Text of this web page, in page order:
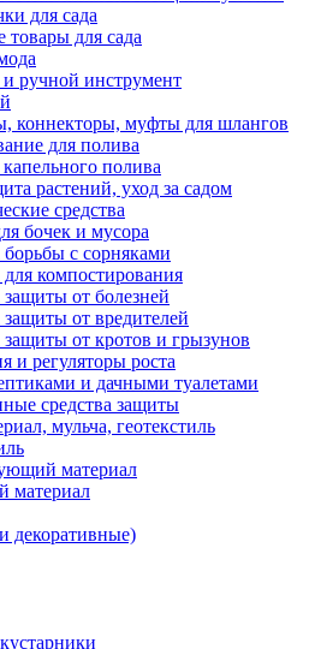
для сада
товары для сада
ручной инструмент
коннекторы, муфты для шлангов
для полива
полива
растений, уход за садом
средства
бочек и мусора
борьбы с сорняками
для компостирования
защиты от болезней
защиты от вредителей
защиты от кротов и грызунов
и регуляторы роста
и дачными туалетами
средства защиты
мульча, геотекстиль
материал
материал
декоративные)